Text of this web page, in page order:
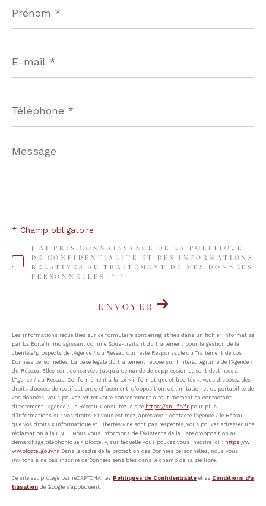
*
mail
*
*
Message
*
J'AI PRIS CONNAISSANCE DE LA POLITIQUE
DE CONFIDENTIALITÉ ET DES INFORMATIONS
RELATIVES AU TRAITEMENT DE MES DONNÉES
PERSONNELLES (*)*
* Champ obligatoire
ENVOYER
Les informations recueillies sur ce formulaire sont enregistrées dans un fichier informatisé
par La Boite Immo agissant comme Sous-traitant du traitement pour la gestion de la
clientèle/prospects de l'Agence / du Réseau qui reste Responsable du Traitement de vos
Données personnelles. La base légale du traitement repose sur l'intérêt légitime de l'Agence /
du Réseau. Elles sont conservées jusqu'à demande de suppression et sont destinées à
l'Agence / au Réseau. Conformément à la loi « informatique et libertés », vous disposez des
droits d’accès, de rectification, d’effacement, d’opposition, de limitation et de portabilité de
vos données. Vous pouvez retirer votre consentement à tout moment en contactant
directement l’Agence / Le Réseau. Consultez le site https://cnil.fr/fr pour plus
d’informations sur vos droits. Si vous estimez, après avoir contacté l'Agence / le Réseau,
que vos droits « Informatique et Libertés » ne sont pas respectés, vous pouvez adresser une
réclamation à la CNIL. Nous vous informons de l’existence de la liste d'opposition au
démarchage téléphonique « Bloctel », sur laquelle vous pouvez vous inscrire ici : https://w
ww.bloctel.gouv.fr. Dans le cadre de la protection des Données personnelles, nous vous
invitons à ne pas inscrire de Données sensibles dans le champ de saisie libre.
Ce site est protégé par reCAPTCHA, les Politiques de Confidentialité et es Conditions d'u
tilisation de Google s'appliquent.